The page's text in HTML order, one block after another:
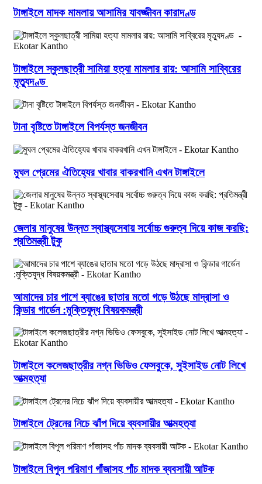
টাঙ্গাইলে মাদক মামলায় আসামির যাবজ্জীবন কারাদণ্ড
টাঙ্গাইলে স্কুলছাত্রী সামিয়া হত্যা মামলার রায়: আসামি সাব্বিরের
মৃত্যুদণ্ড
টানা বৃষ্টিতে টাঙ্গাইলে বিপর্যস্ত জনজীবন
মুঘল প্রেমের ঐতিহ্যের খাবার বাকরখানি এখন টাঙ্গাইলে
জেলার মানুষের উন্নত স্বাস্থ্যসেবায় সর্বোচ্চ গুরুত্ব দিয়ে কাজ করছি:
প্রতিমন্ত্রী টুকু
আমাদের চার পাশে ব্যাঙের ছাতার মতো গড়ে উঠছে মাদ্রাসা ও
কিন্ডার গার্ডেন :মুক্তিযুদ্ধ বিষয়কমন্ত্রী
টাঙ্গাইলে কলেজছাত্রীর নগ্ন ভিডিও ফেসবুকে, সুইসাইড নোট লিখে
আত্মহত্যা
টাঙ্গাইলে ট্রেনের নিচে ঝাঁপ দিয়ে ব্যবসায়ীর আত্মহত্যা
টাঙ্গাইলে বিপুল পরিমাণ গাঁজাসহ পাঁচ মাদক ব্যবসায়ী আটক